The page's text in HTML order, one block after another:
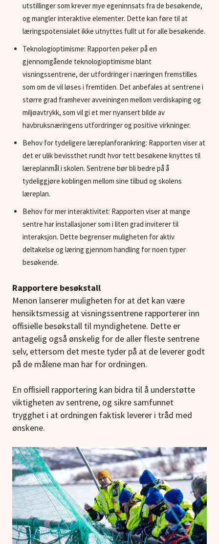
utstillinger som krever mye egeninnsats fra de besøkende,
og mangler interaktive elementer. Dette kan føre til at
læringspotensialet ikke utnyttes fullt ut for alle besøkende.
Teknologioptimisme: Rapporten peker på en
gjennomgående teknologioptimisme blant
visningssentrene, der utfordringer i næringen fremstilles
som om de vil løses i fremtiden. Det anbefales at sentrene i
større grad framhever avveiningen mellom verdiskaping og
miljøavtrykk, som vil gi et mer nyansert bilde av
havbruksnæringens utfordringer og positive virkninger.
Behov for tydeligere læreplanforankring: Rapporten viser at
det er ulik bevissthet rundt hvor tett besøkene knyttes til
læreplanmål i skolen. Sentrene bør bli bedre på å
tydeliggjøre koblingen mellom sine tilbud og skolens
læreplan.
Behov for mer interaktivitet: Rapporten viser at mange
sentre har installasjoner som i liten grad inviterer til
interaksjon. Dette begrenser muligheten for aktiv
deltakelse og læring gjennom handling for noen typer
besøkende.
Rapportere besøkstall
Menon lanserer muligheten for at det kan være
hensiktsmessig at visningssentrene rapporterer inn
offisielle besøkstall til myndighetene. Dette er
antagelig også ønskelig for de aller fleste sentrene
selv, ettersom det meste tyder på at de leverer godt
på de målene man har for ordningen.
En offisiell rapportering kan bidra til å understøtte
viktigheten av sentrene, og sikre samfunnet
trygghet i at ordningen faktisk leverer i tråd med
ønskene.